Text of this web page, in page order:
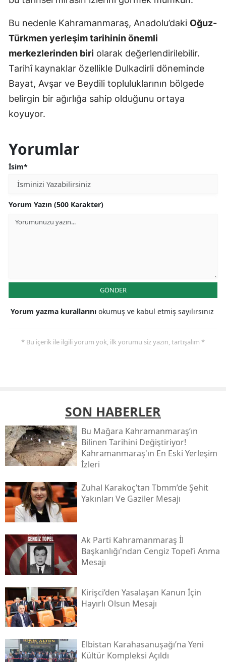
Bu nedenle Kahramanmaraş, Anadolu’daki Oğuz-
Türkmen yerleşim tarihinin önemli
merkezlerinden biri olarak değerlendirilebilir.
Tarihî kaynaklar özellikle Dulkadirli döneminde
Bayat, Avşar ve Beydili topluluklarının bölgede
belirgin bir ağırlığa sahip olduğunu ortaya
koyuyor.
Yorumlar
İsim*
Yorum Yazın (500 Karakter)
GÖNDER
Yorum yazma kurallarını okumuş ve kabul etmiş sayılırsınız
* Bu içerik ile ilgili yorum yok, ilk yorumu siz yazın, tartışalım *
SON HABERLER
Bu Mağara Kahramanmaraş’ın
Bilinen Tarihini Değiştiriyor!
Kahramanmaraş'ın En Eski Yerleşim
İzleri
Zuhal Karakoç’tan Tbmm’de Şehit
Yakınları Ve Gaziler Mesajı
Ak Parti Kahramanmaraş İl
Başkanlığı'ndan Cengiz Topel’i Anma
Mesajı
Kirişci’den Yasalaşan Kanun İçin
Hayırlı Olsun Mesajı
Elbistan Karahasanuşağı’na Yeni
Kültür Kompleksi Açıldı